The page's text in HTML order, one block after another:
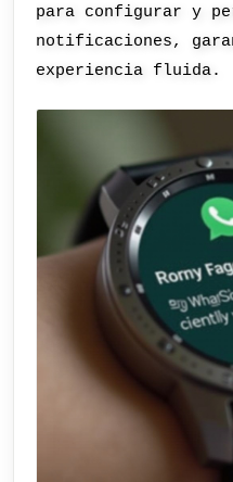
para configurar y
notificaciones,
experiencia fluida.